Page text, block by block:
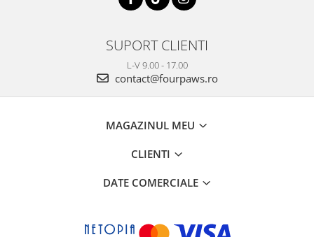
SUPORT CLIENTI
L-V 9.00 - 17.00
contact@fourpaws.ro
MAGAZINUL MEU
CLIENTI
DATE COMERCIALE